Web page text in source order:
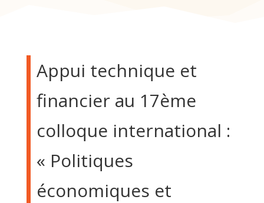
Appui technique et
financier au 17ème
colloque international :
« Politiques
économiques et